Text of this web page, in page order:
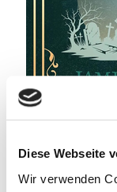
Diese Webseite
Wir verwenden
22. Juli 2026
Spielplatz der